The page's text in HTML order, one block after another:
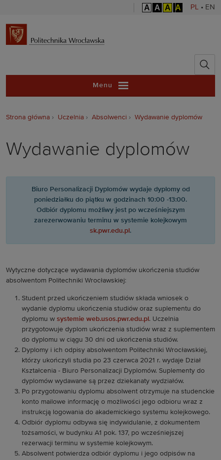
A A A A PL • EN
Politechnika
Menu
Strona główna Uczelnia Absolwenci Wydawanie dyplomów
Wydawanie dyplomów
Biuro Personalizacji Dyplomów wydaje dyplomy od
poniedziałku do piątku w godzinach 10:00 -13:00.
Odbiór dyplomu możliwy jest po wcześniejszym
zarezerwowaniu terminu w systemie kolejkowym
sk.pwr.edu.pl .
Wytyczne dotyczące wydawania dyplomów ukończenia studiów
absolwentom Politechniki Wrocławskiej:
Student przed ukończeniem studiów składa wniosek o
wydanie dyplomu ukończenia studiów oraz suplementu do
dyplomu w systemie web.usos.pwr.edu.pl . Uczelnia
przygotowuje dyplom ukończenia studiów wraz z suplementem
do dyplomu w ciągu 30 dni od ukończenia studiów.
Dyplomy i ich odpisy absolwentom Politechniki Wrocławskiej,
którzy ukończyli studia po 23 czerwca 2021 r. wydaje Dział
Kształcenia - Biuro Personalizacji Dyplomów. Suplementy do
dyplomów wydawane są przez dziekanaty wydziałów.
Po przygotowaniu dyplomu absolwent otrzymuje na studenckie
konto mailowe informację o możliwości jego odbioru wraz z
instrukcją logowania do akademickiego systemu kolejkowego.
Odbiór dyplomu odbywa się indywidulanie, z dokumentem
tożsamości, w budynku A1 pok. 137, po wcześniejszej
rezerwacji terminu w systemie kolejkowym.
Absolwent potwierdza odbiór dyplomu i jego odpisów na